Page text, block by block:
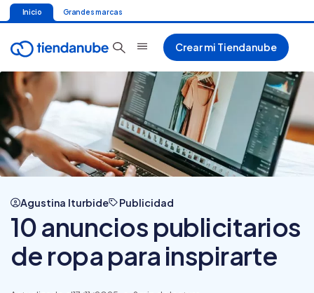
Inicio Grandes marcas
Crear mi Tiendanube
Agustina Iturbide Publicidad
10 anuncios publicitarios
de ropa para inspirarte